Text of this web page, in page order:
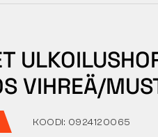
VIHREÄ/
KOODI: 0924120065